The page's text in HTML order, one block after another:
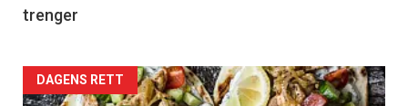
trenger
Forsiden
DAGENS RETT